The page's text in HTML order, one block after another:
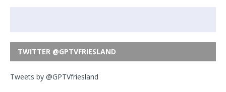
TWITTER @GPTVFRIESLAND
Tweets by @GPTVfriesland